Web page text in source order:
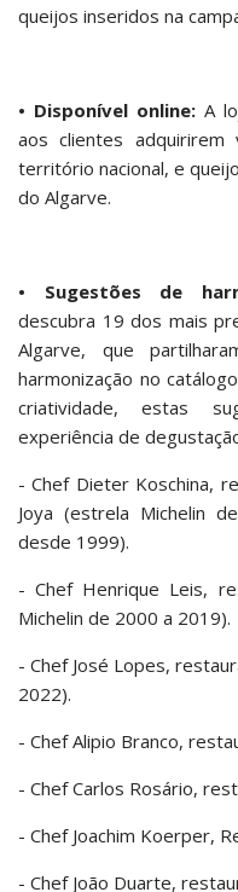
queijos inseridos na
• Disponível online:A
aos clientes
território nacional, e
do Algarve.
• Sugestões de
descubra 19 dos mais
Algarve, que
harmonização no
criatividade, estas
experiência de
- Chef Dieter Koschina,
Joya (estrela Michelin
desde 1999).
- Chef Henrique Leis,
Michelin de 2000 a 2019).
- Chef José Lopes,
2022).
- Chef Alipio Branco,
- Chef Carlos Rosário,
- Chef Joachim Koerper,
- Chef João Duarte,